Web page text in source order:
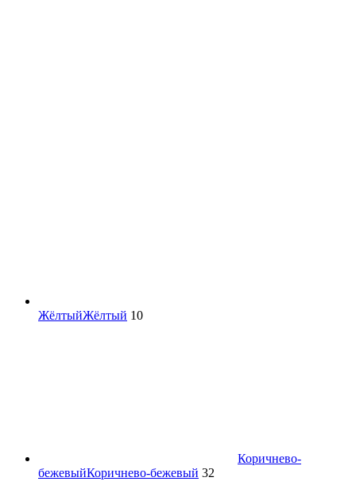
ЖёлтыйЖёлтый 10
Коричнево-
бежевыйКоричнево-бежевый 32